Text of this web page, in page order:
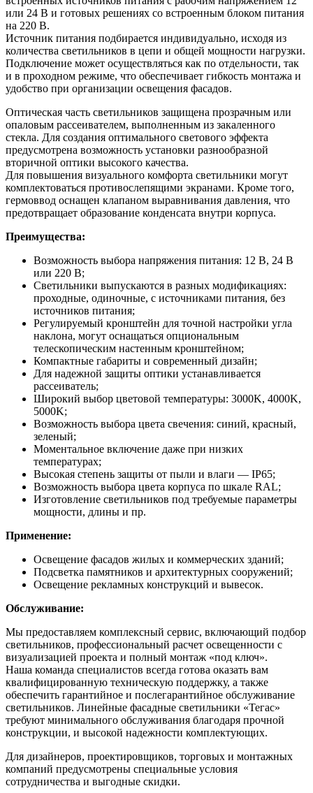
или 24 В и готовых решениях со встроенным блоком питания
на 220 В.
Источник питания подбирается индивидуально, исходя из
количества светильников в цепи и общей мощности нагрузки.
Подключение может осуществляться как по отдельности, так
и в проходном режиме, что обеспечивает гибкость монтажа и
удобство при организации освещения фасадов.
Оптическая часть светильников защищена прозрачным или
опаловым рассеивателем, выполненным из закаленного
стекла. Для создания оптимального светового эффекта
предусмотрена возможность установки разнообразной
вторичной оптики высокого качества.
Для повышения визуального комфорта светильники могут
комплектоваться противослепящими экранами. Кроме того,
гермоввод оснащен клапаном выравнивания давления, что
предотвращает образование конденсата внутри корпуса.
Преимущества:
Возможность выбора напряжения питания: 12 В, 24 В
или 220 В;
Светильники выпускаются в разных модификациях:
проходные, одиночные, с источниками питания, без
источников питания;
Регулируемый кронштейн для точной настройки угла
наклона, могут оснащаться опциональным
телескопическим настенным кронштейном;
Компактные габариты и современный дизайн;
Для надежной защиты оптики устанавливается
рассеиватель;
Широкий выбор цветовой температуры: 3000K, 4000K,
5000K;
Возможность выбора цвета свечения: синий, красный,
зеленый;
Моментальное включение даже при низких
температурах;
Высокая степень защиты от пыли и влаги — IP65;
Возможность выбора цвета корпуса по шкале RAL;
Изготовление светильников под требуемые параметры
мощности, длины и пр.
Применение:
Освещение фасадов жилых и коммерческих зданий;
Подсветка памятников и архитектурных сооружений;
Освещение рекламных конструкций и вывесок.
Обслуживание:
Мы предоставляем комплексный сервис, включающий подбор
светильников, профессиональный расчет освещенности с
визуализацией проекта и полный монтаж «под ключ».
Наша команда специалистов всегда готова оказать вам
квалифицированную техническую поддержку, а также
обеспечить гарантийное и послегарантийное обслуживание
светильников. Линейные фасадные светильники «Тегас»
требуют минимального обслуживания благодаря прочной
конструкции, и высокой надежности комплектующих.
Для дизайнеров, проектировщиков, торговых и монтажных
компаний предусмотрены специальные условия
сотрудничества и выгодные скидки.